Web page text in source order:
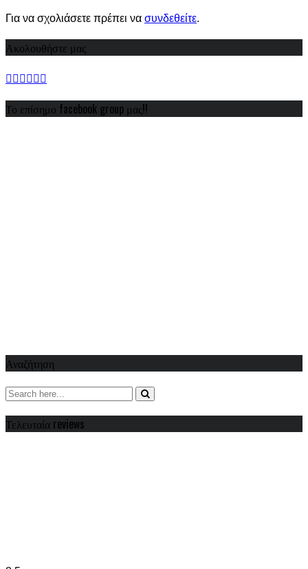
Για να σχολιάσετε πρέπει να συνδεθείτε.
Ακολουθήστε μας
Το επίσημο facebook group μας!!
Αναζήτηση
Τελευταία reviews